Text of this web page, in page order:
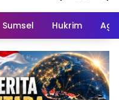
Sumsel Hukrim